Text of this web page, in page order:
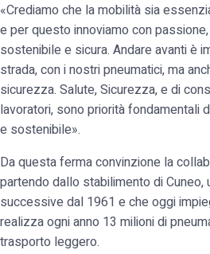
«Crediamo che la mobilità sia
e per questo innoviamo con
sostenibile e sicura. Andare avanti è
strada, con i nostri pneumatici, ma
sicurezza. Salute, Sicurezza, e di
lavoratori, sono priorità fondamentali
e sostenibile».
Da questa ferma convinzione la
partendo dallo stabilimento di
successive dal 1961 e che oggi
realizza ogni anno 13 milioni di
trasporto leggero.